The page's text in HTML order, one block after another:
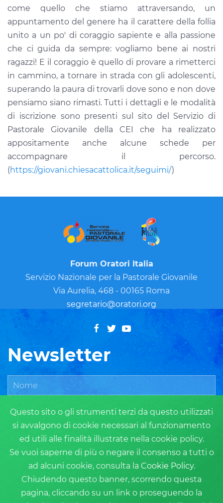
Questo sito o gli strumenti terzi da questo utilizzati
si avvalgono di cookie necessari al funzionamento
ed utili alle finalità illustrate nella cookie policy.
Se vuoi saperne di più o negare il consenso a tutti o
ad alcuni cookie, consulta la Cookie Policy.
Chiudendo questo banner, scorrendo questa
pagina, cliccando su un link o proseguendo la
come quello che stiamo attraversando, un
appuntamento del genere ha il carattere della follia
unito a un po' di coraggio sapiente e alla passione
che ci guida da sempre: vogliamo bene ai nostri
ragazzi! E il coraggio è quello di provare a rimetterci
in cammino, a tornare in strada con gli adolescenti,
superando la paura di trovarli dove sono e non dove
pensiamo siano rimasti. Tutti i dettagli e le modalità
di iscrizione sono presenti sul sito del Servizio di
Pastorale Giovanile della CEI che ha realizzato
appositamente anche alcune schede per
accompagnare il percorso.
(https://giovani.chiesacattolica.it/seguimi/)
Forum Oratori Italia
Servizio Nazionale per la Pastorale Giovanile
Via Aurelia, 468 - 00165 Roma
segretario@oratori.org
Newsletter
ISCRIVITI